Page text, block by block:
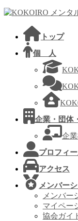
コ
ナ
トップ
個 人
企業・団体
企
プロフィ
アクセス
メンバー
メンバー
マイペー
協会ガイ